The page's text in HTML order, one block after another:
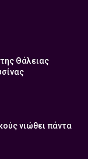
Θάλειας
νιώθει πάντα